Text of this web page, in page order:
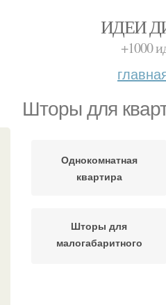
ИДЕИ
+1000
Шторы для
Однокомнатная
квартира
Шторы для
малогабаритного